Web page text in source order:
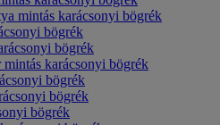
mintás karácsonyi bögrék
bögrék
bögrék
mintás karácsonyi bögrék
bögrék
bögrék
bögrék